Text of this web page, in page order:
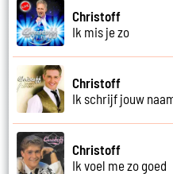
Christoff
Ik mis je zo
Christoff
Ik schrijf jouw
Christoff
Ik voel me zo goed